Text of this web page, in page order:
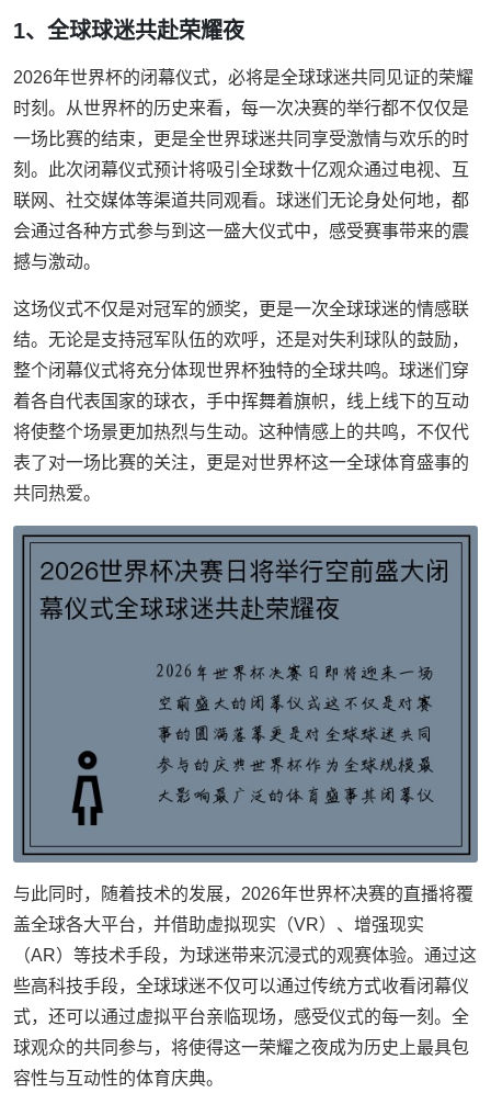
1、全球球迷共赴荣耀夜
2026年世界杯的闭幕仪式，必将是全球球迷共同见证的荣耀
时刻。从世界杯的历史来看，每一次决赛的举行都不仅仅是
一场比赛的结束，更是全世界球迷共同享受激情与欢乐的时
刻。此次闭幕仪式预计将吸引全球数十亿观众通过电视、互
联网、社交媒体等渠道共同观看。球迷们无论身处何地，都
会通过各种方式参与到这一盛大仪式中，感受赛事带来的震
撼与激动。
这场仪式不仅是对冠军的颁奖，更是一次全球球迷的情感联
结。无论是支持冠军队伍的欢呼，还是对失利球队的鼓励，
整个闭幕仪式将充分体现世界杯独特的全球共鸣。球迷们穿
着各自代表国家的球衣，手中挥舞着旗帜，线上线下的互动
将使整个场景更加热烈与生动。这种情感上的共鸣，不仅代
表了对一场比赛的关注，更是对世界杯这一全球体育盛事的
共同热爱。
与此同时，随着技术的发展，2026年世界杯决赛的直播将覆
盖全球各大平台，并借助虚拟现实（VR）、增强现实
（AR）等技术手段，为球迷带来沉浸式的观赛体验。通过这
些高科技手段，全球球迷不仅可以通过传统方式收看闭幕仪
式，还可以通过虚拟平台亲临现场，感受仪式的每一刻。全
球观众的共同参与，将使得这一荣耀之夜成为历史上最具包
容性与互动性的体育庆典。